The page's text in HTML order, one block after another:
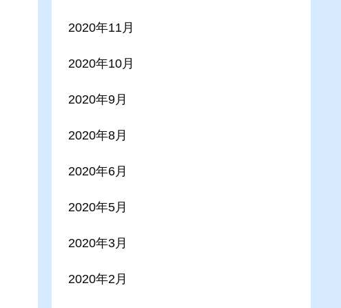
2020年11月
2020年10月
2020年9月
2020年8月
2020年6月
2020年5月
2020年3月
2020年2月